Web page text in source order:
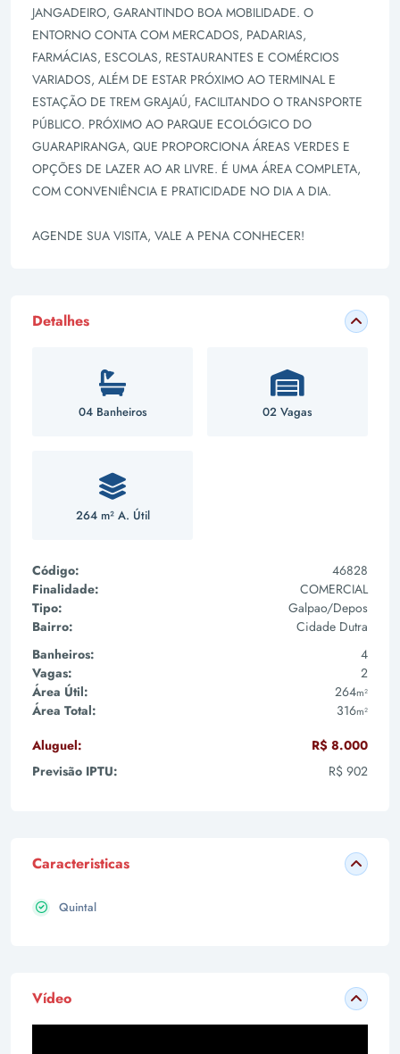
JANGADEIRO, GARANTINDO BOA MOBILIDADE. O
ENTORNO CONTA COM MERCADOS, PADARIAS,
FARMÁCIAS, ESCOLAS, RESTAURANTES E COMÉRCIOS
VARIADOS, ALÉM DE ESTAR PRÓXIMO AO TERMINAL E
ESTAÇÃO DE TREM GRAJAÚ, FACILITANDO O TRANSPORTE
PÚBLICO. PRÓXIMO AO PARQUE ECOLÓGICO DO
GUARAPIRANGA, QUE PROPORCIONA ÁREAS VERDES E
OPÇÕES DE LAZER AO AR LIVRE. É UMA ÁREA COMPLETA,
COM CONVENIÊNCIA E PRATICIDADE NO DIA A DIA.
AGENDE SUA VISITA, VALE A PENA CONHECER!
Detalhes
04 Banheiros 02 Vagas
264 m² A. Útil
Código:
46828
Finalidade:
COMERCIAL
Tipo:
Galpao/Depos
Bairro:
Cidade Dutra
Banheiros:
4
Vagas:
2
Área Útil:
264m²
Área Total: 316m²
Aluguel:
R$ 8.000
Previsão IPTU:
R$ 902
Caracteristicas
Quintal
Vídeo